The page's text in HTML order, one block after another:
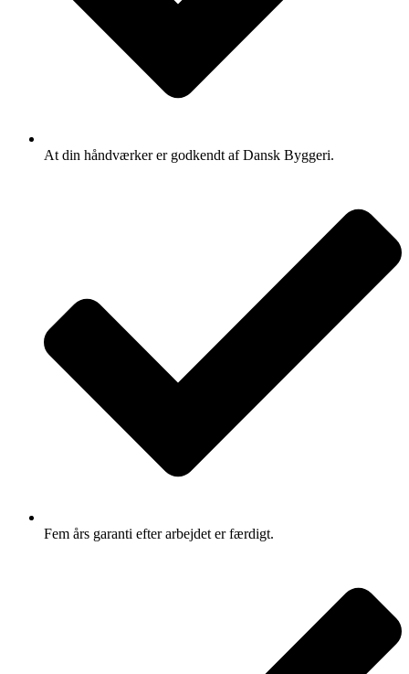
At din håndværker er godkendt af Dansk Byggeri.
Fem års garanti efter arbejdet er færdigt.